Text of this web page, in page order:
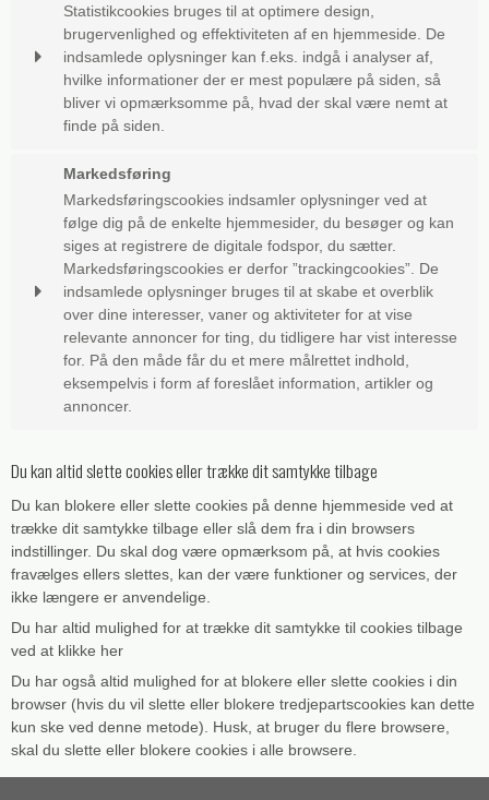
Oprindelse:
Beskrivelse:
Denne cookie bruges til at håndhæver dine præferencer
i forhold til cookies.
Oprindelse:
Google
Beskrivelse:
Brugt af Google med formål at levere en risikoanalyse.
CONSENT
Oprindelse:
Google
Beskrivelse:
Google gemmer præferencer for cookiesamtykke.
20 år
cart_session_info
System
Cookien bruges til at gemme gæstens sessions-id. Id'et
bruges her til at forlænge, hvor lang tid kundens kurv
bliver husket af serveren, hvilket er længere end den
normale gæste-session.
SESSION
Oprindelse:
Onpay
Beskrivelse:
Bruges af OnPay til at holde styr på din session.
__Secure-3PSIDCC
Oprindelse:
Google
Beskrivelse:
Bruges til målretningsformål til at opbygge en profil af
den besøgendes interesser for at vise relevant og
Google
Beskrivelse:
Bruges til målretningsformål til at opbygge en profil af
den besøgendes interesser for at vise relevant og
personlige Google-annonceringer.
__Secure-1PSID
Oprindelse:
Google
den besøgendes interesser for at vise relevant og
2 år
SIDCC
Oprindelse:
Google
Beskrivelse:
Bruges til sikkerhed for at gemme digitale og krypterede
registreringer af en brugers Google-konto og seneste
login-tidspunkt, som giver Google mulighed for at
godkende brugere.
1 år
NID
Oprindelse:
måneder
dag
Statistikcookies bruges til at optimere design,
brugervenlighed og effektiviteten af en hjemmeside. De
indsamlede oplysninger kan f.eks. indgå i analyser af,
hvilke informationer der er mest populære på siden, så
bliver vi opmærksomme på, hvad der skal være nemt at
finde på siden.
Cookie:
Oprindelse:
Google
Beskrivelse:
Gemmer en automatisk genereret id som benyttes af
Google Analytics. Fra Google.
2 år
_gid
Oprindelse:
Google
at hjemmesidens stabilitet. Fra Google.
24 timer
_gat
Oprindelse:
Google
Beskrivelse:
Begrænser antallet af anmodninger fra google analytics
1 minut
_ga_XXXXXXXXXX
Oprindelse:
Google
Beskrivelse:
Gemmer og tæller sidevisninger til Google Analytics.
Markedsføring
Markedsføringscookies indsamler oplysninger ved at
følge dig på de enkelte hjemmesider, du besøger og kan
siges at registrere de digitale fodspor, du sætter.
Markedsføringscookies er derfor ”trackingcookies”. De
indsamlede oplysninger bruges til at skabe et overblik
over dine interesser, vaner og aktiviteter for at vise
relevante annoncer for ting, du tidligere har vist interesse
for. På den måde får du et mere målrettet indhold,
eksempelvis i form af foreslået information, artikler og
annoncer.
Oprindelse:
Facebook
Beskrivelse:
Brugt til at levere en række reklameprodukter såsom
bud i realtid fra tredjepart-annoncører. Fra Facebook.
måneder
SAPISID
Google
Beskrivelse:
Brugt af Google til at vise personligt tilpassede
annoncer og indsamle brugeroplysninger.
2 år
Du kan altid slette cookies eller trække dit samtykke tilbage
Du kan blokere eller slette cookies på denne hjemmeside ved at
trække dit samtykke tilbage eller slå dem fra i din browsers
indstillinger. Du skal dog være opmærksom på, at hvis cookies
fravælges ellers slettes, kan der være funktioner og services, der
ikke længere er anvendelige.
Du har altid mulighed for at trække dit samtykke til cookies tilbage
ved at klikke her
Du har også altid mulighed for at blokere eller slette cookies i din
browser (hvis du vil slette eller blokere tredjepartscookies kan dette
kun ske ved denne metode). Husk, at bruger du flere browsere,
skal du slette eller blokere cookies i alle browsere.